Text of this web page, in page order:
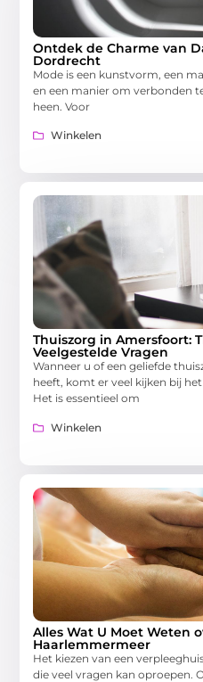
Ontdek de Charme van
Dordrecht
Mode is een kunstvorm, een
en een manier om verbonden
heen. Voor
Winkelen
Thuiszorg in Amersfoort:
Veelgestelde Vragen
Wanneer u of een geliefde
heeft, komt er veel kijken bij
Het is essentieel om
Winkelen
Alles Wat U Moet Weten
Haarlemmermeer
Het kiezen van een
die veel vragen kan oproepen.